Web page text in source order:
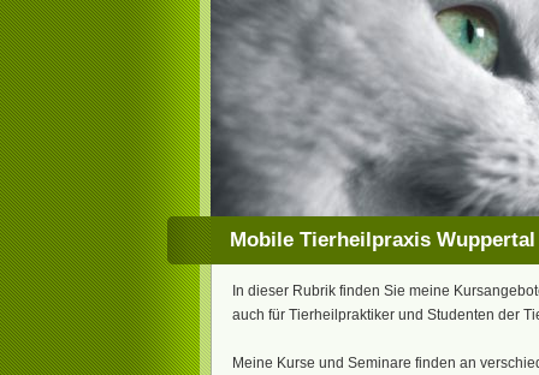
Mobile Tierheilpraxis Wuppertal
In dieser Rubrik finden Sie meine
auch für Tierheilpraktiker und Studenten der
Meine Kurse und Seminare finden an